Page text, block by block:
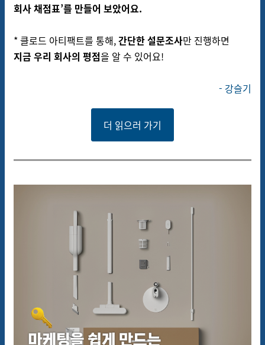
회사 채점표’를 만들어 보았어요.
* 클로드 아티팩트를 통해,간단한 설문조사만 진행하면
지금 우리 회사의 평점을 알 수 있어요!
- 강슬기
더 읽으러 가기